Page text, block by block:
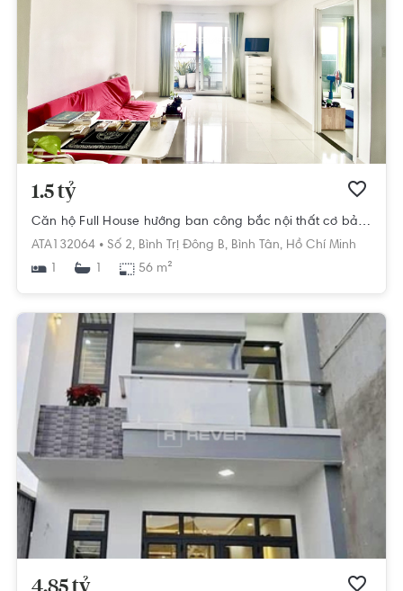
1.5 tỷ
Căn hộ Full House hướng ban công bắc nội thất cơ bản diện tích 56m².
ATA132064 • Số 2, Bình Trị Đông B, Bình Tân, Hồ Chí Minh
1 56 m²